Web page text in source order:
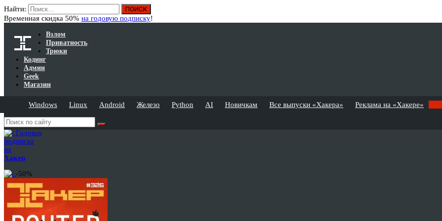
Найти:
Временная скидка 50% на годовую подписку!
Взлом
Приватность
Трюки
Кодинг
Админ
Geek
Магазин
Windows Linux Android Железо Python AI Новичкам Все выпуски «Хакера» Реклама на «Хакере»
Годовая
подписка
на
Хакер
-50%